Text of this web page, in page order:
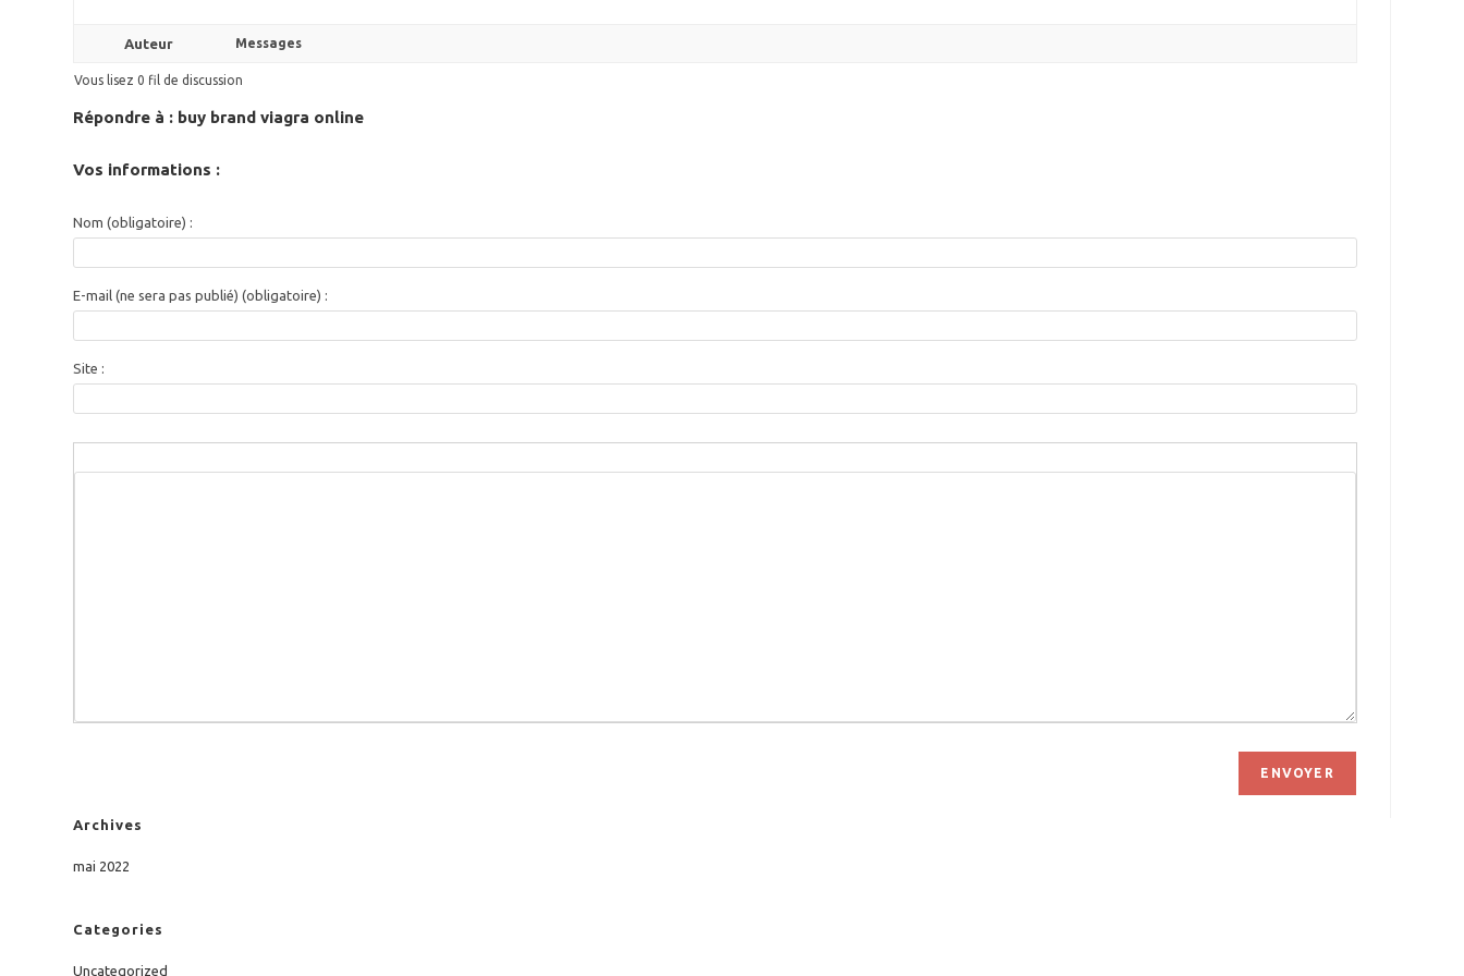
Auteur Messages
Vous lisez 0 fil de discussion
Répondre à : buy brand viagra online
Vos informations :
Nom (obligatoire) :
E-mail (ne sera pas publié) (obligatoire) :
Site :
ENVOYER
Archives
mai 2022
Categories
Uncategorized